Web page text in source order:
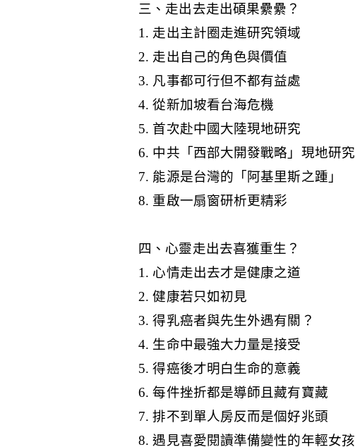
三、走出去走出碩果纍纍？
1. 走出主計圈走進研究領域
2. 走出自己的角色與價值
3. 凡事都可行但不都有益處
4. 從新加坡看台海危機
5. 首次赴中國大陸現地研究
6. 中共「西部大開發戰略」現地研究
7. 能源是台灣的「阿基里斯之踵」
8. 重啟一扇窗研析更精彩
四、心靈走出去喜獲重生？
1. 心情走出去才是健康之道
2. 健康若只如初見
3. 得乳癌者與先生外遇有關？
4. 生命中最強大力量是接受
5. 得癌後才明白生命的意義
6. 每件挫折都是導師且藏有寶藏
7. 排不到單人房反而是個好兆頭
8. 遇見喜愛閱讀準備變性的年輕女孩